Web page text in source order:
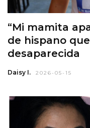
“Mi mamita
de hispano
desaparecida
Daisy I. 2026-05-15